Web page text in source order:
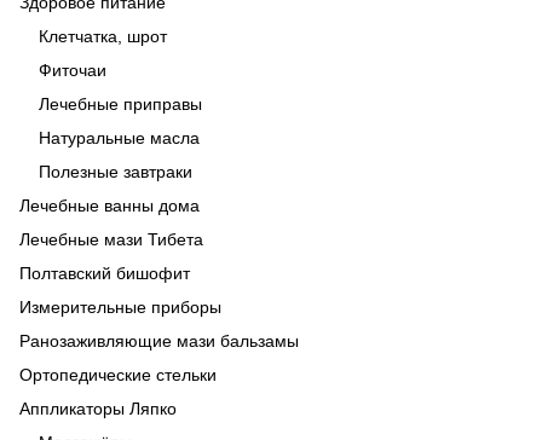
Клетчатка, шрот
Фиточаи
Лечебные приправы
Натуральные масла
Полезные завтраки
Лечебные ванны дома
Лечебные мази Тибета
Полтавский бишофит
Измерительные приборы
Ранозаживляющие мази бальзамы
Ортопедические стельки
Аппликаторы Ляпко